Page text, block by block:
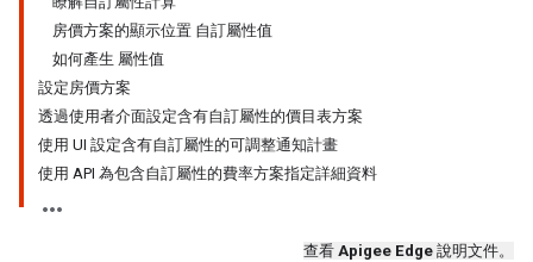
房價方案的顯示位置 自訂屬性值
如何產生 屬性值
設定房價方案
透過使用者介面設定含有自訂屬性的價目表方案
使用 UI 設定含有自訂屬性的可調整通知計畫
使用 API 為包含自訂屬性的費率方案指定詳細資料
查看 Apigee Edge 說明文件。